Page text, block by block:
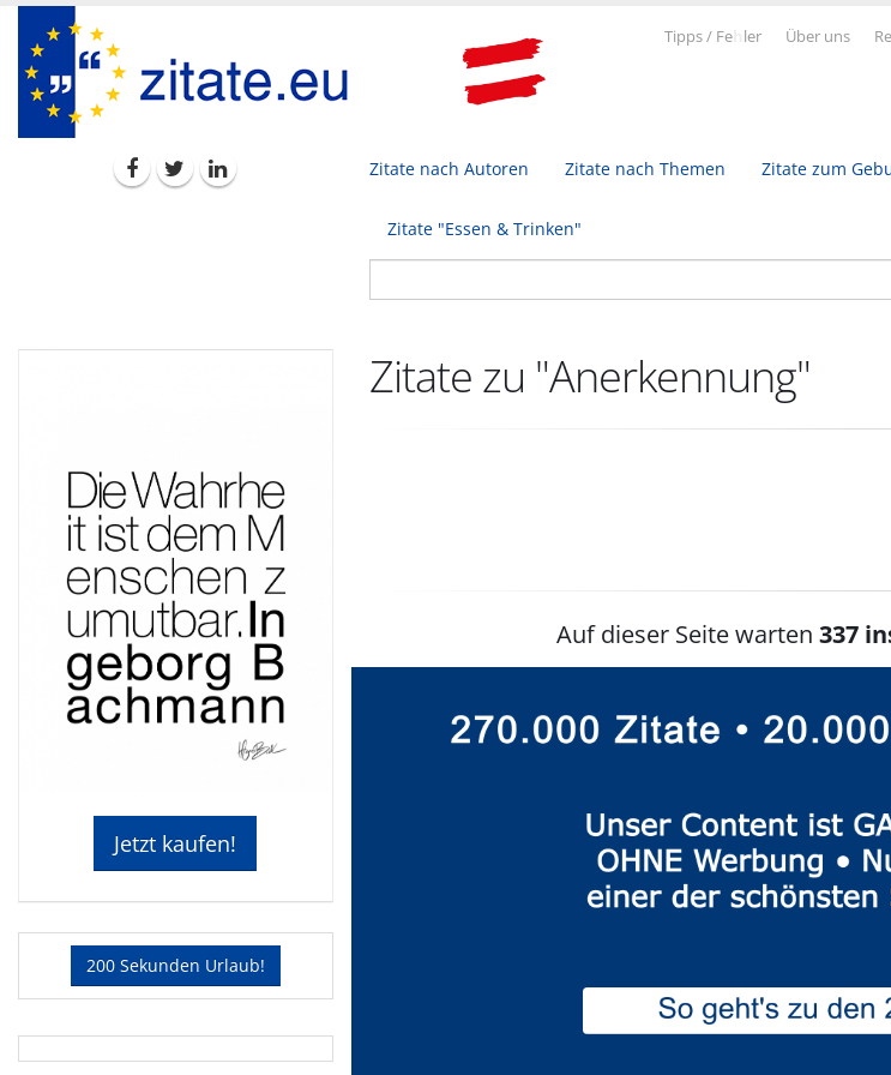
Tipps / Fe ler Über uns
Zitate nach Autoren Zitate nach Themen Zitate zum
Zitate "Essen & Trinken"
Jetzt kaufen!
200 Sekunden Urlaub!
Zitate zu "Anerkennung"
Auf dieser Seite warten337